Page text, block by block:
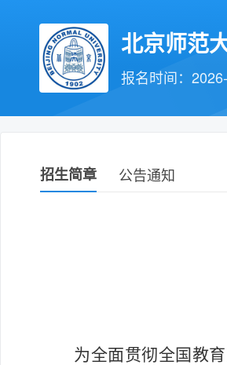
北京师范
报名时间：
招生简章 公告通知
为全面贯彻全国教